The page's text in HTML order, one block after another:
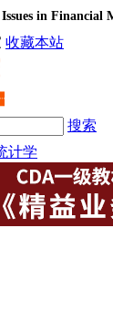
in Financial
收藏本站
搜索
计学